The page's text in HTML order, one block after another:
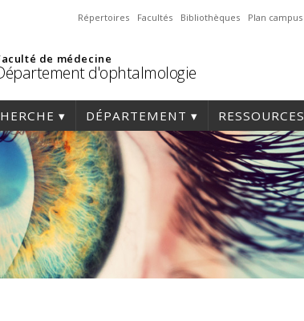
Répertoires Facultés Bibliothèques Plan campus
de médecine
d'ophtalmologie
DÉPARTEMENT RESSOURCES